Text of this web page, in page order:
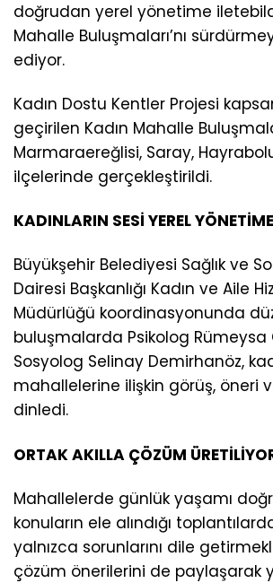
doğrudan yerel yönetime
Mahalle Buluşmaları’nı
ediyor.
Kadın Dostu Kentler Projesi
geçirilen Kadın Mahalle
Marmaraereğlisi, Saray,
ilçelerinde gerçekleştirildi.
KADINLARIN SESİ YEREL
Büyükşehir Belediyesi Sağlık ve
Dairesi Başkanlığı Kadın ve Aile
Müdürlüğü koordinasyonunda
buluşmalarda Psikolog Rümeysa
Sosyolog Selinay Demirhanöz,
mahallelerine ilişkin görüş, öneri
dinledi.
ORTAK AKILLA ÇÖZÜM
Mahallelerde günlük yaşamı
konuların ele alındığı
yalnızca sorunlarını dile
çözüm önerilerini de paylaşarak